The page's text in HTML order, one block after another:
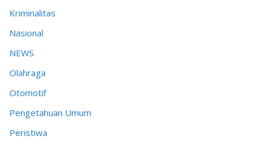
Kriminalitas
Nasional
NEWS
Olahraga
Otomotif
Pengetahuan Umum
Peristiwa